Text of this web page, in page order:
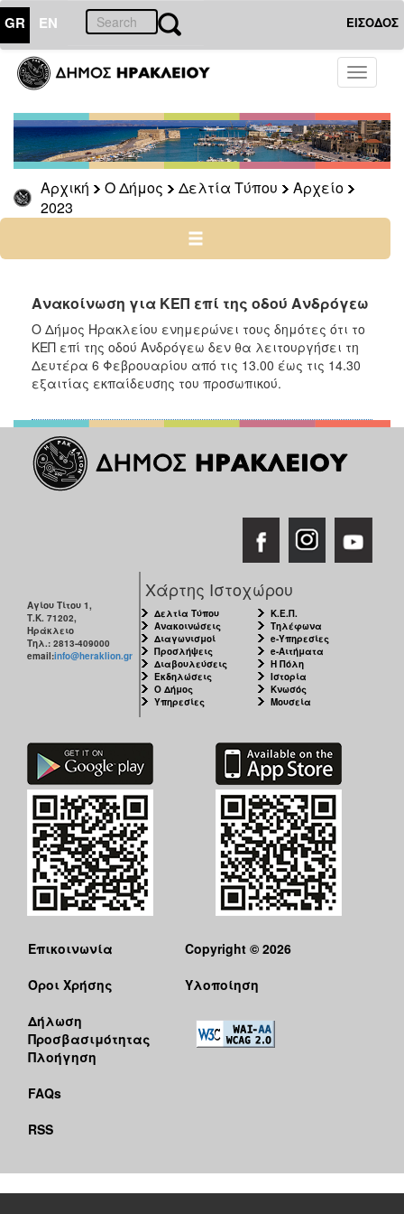
GR EN ΕΙΣΟΔΟΣ
Toggle
Αρχική Ο Δήμος Δελτία Τύπου
Αρχείο
2023
ΔΗΜΟΣ
Δελτία
Τύπου
Αρχείο
2026
2025
2022
2021
2020
2019
2016
2015
2006
ΠΟΛΙΤΙΣΜΟΣ
ΑΝΘΕΚΤΙΚΗ
ΠΟΛΗ
Ανακοίνωση για ΚΕΠ επί της οδού Ανδρόγεω
Ο Δήμος Ηρακλείου ενημερώνει τους δημότες ότι το
ΚΕΠ επί της οδού Ανδρόγεω δεν θα λειτουργήσει τη
Δευτέρα 6 Φεβρουαρίου από τις 13.00 έως τις 14.30
εξαιτίας εκπαίδευσης του προσωπικού.
Αγίου Τίτου 1,
Τ.Κ. 71202,
Ηράκλειο
Τηλ.: 2813-409000
email:info@heraklion.gr
Χάρτης Ιστοχώρου
Δελτία Τύπου
Ανακοινώσεις
Διαγωνισμοί
Προσλήψεις
Διαβουλεύσεις
Εκδηλώσεις
Ο Δήμος
Υπηρεσίες
Κ.Ε.Π.
Τηλέφωνα
e-Υπηρεσίες
e-Αιτήματα
Η Πόλη
Ιστορία
Κνωσός
Μουσεία
Επικοινωνία
Όροι Χρήσης
Δήλωση
Προσβασιμότητας
Πλοήγηση
FAQs
RSS
Copyright © 2026
Υλοποίηση